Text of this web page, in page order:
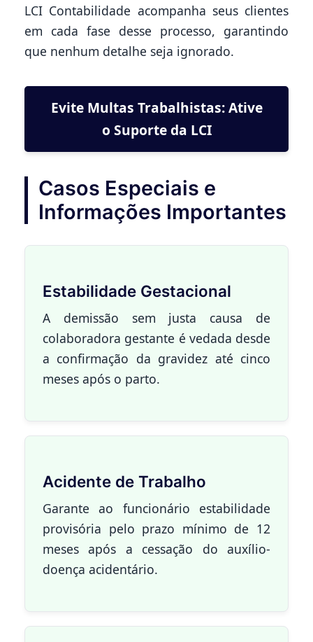
LCI Contabilidade acompanha seus clientes
em cada fase desse processo, garantindo
que nenhum detalhe seja ignorado.
Evite Multas Trabalhistas: Ative
o Suporte da LCI
Casos Especiais e
Informações Importantes
Estabilidade Gestacional
A demissão sem justa causa de
colaboradora gestante é vedada desde
a confirmação da gravidez até cinco
meses após o parto.
Acidente de Trabalho
Garante ao funcionário estabilidade
provisória pelo prazo mínimo de 12
meses após a cessação do auxílio-
doença acidentário.